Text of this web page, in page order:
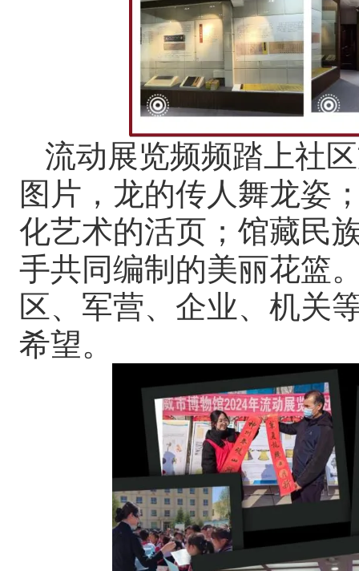
流动展览频频踏上社
图片，龙的传人舞龙姿
化艺术的活页；馆藏民
手共同编制的美丽花篮
区、军营、企业、机关
希望。